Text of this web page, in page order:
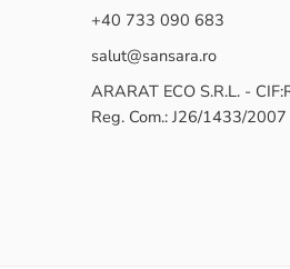
+40 733 090 683
salut@sansara.ro
ARARAT ECO S.R.L. -
Reg. Com.: J26/1433/2007